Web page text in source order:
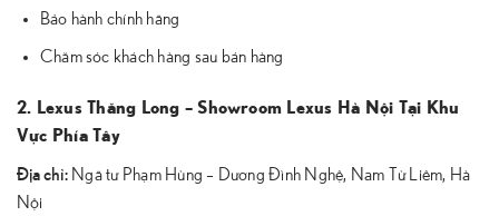
Bảo hành chính hãng
Chăm sóc khách hàng sau bán hàng
2. Lexus Thăng Long – Showroom Lexus Hà Nội Tại Khu
Vực Phía Tây
Địa chỉ:Ngã tư Phạm Hùng – Dương Đình Nghệ, Nam Từ Liêm, Hà
Nội